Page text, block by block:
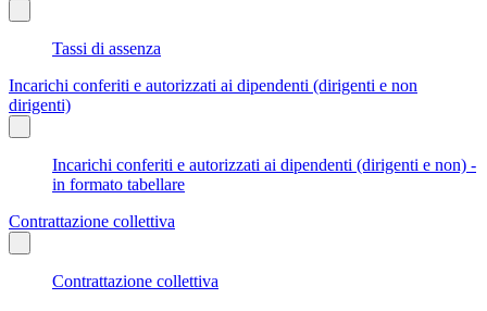
Tassi di assenza
Incarichi conferiti e autorizzati ai dipendenti (dirigenti e non
dirigenti)
Incarichi conferiti e autorizzati ai dipendenti (dirigenti e non) -
in formato tabellare
Contrattazione collettiva
Contrattazione collettiva